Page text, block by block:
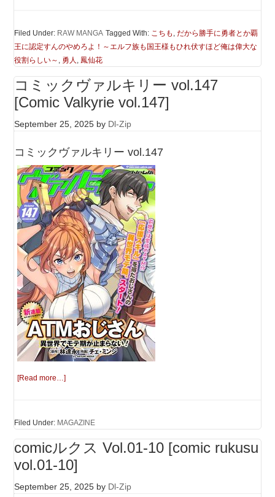
Filed Under: RAW MANGA Tagged With: こちも ,だから勝手に勇者とか覇
王に認定すんのやめろよ！～エルフ族も国王様もひれ伏すほど俺は偉大な
役割らしい～ , 勇人 , 鳳仙花
コミックヴァルキリー vol.147
[Comic Valkyrie vol.147]
September 25, 2025 by Dl-Zip
コミックヴァルキリー vol.147
[Read more…]
Filed Under: MAGAZINE
comicルクス Vol.01-10 [comic rukusu
vol.01-10]
September 25, 2025 by Dl-Zip